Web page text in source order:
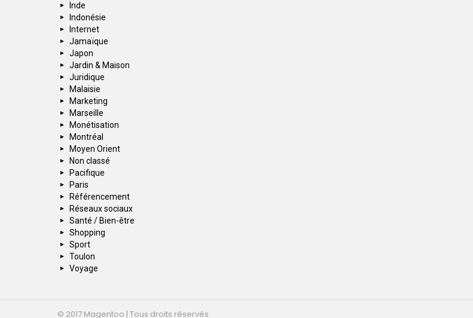
Inde
Indonésie
Internet
Jamaïque
Japon
Jardin & Maison
Juridique
Malaisie
Marketing
Marseille
Monétisation
Montréal
Moyen Orient
Non classé
Pacifique
Paris
Référencement
Réseaux sociaux
Santé / Bien-être
Shopping
Sport
Toulon
Voyage
© 2017 Magentoo | Tous droits réservés